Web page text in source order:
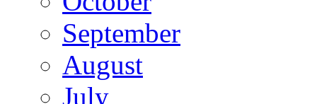
September
August
July